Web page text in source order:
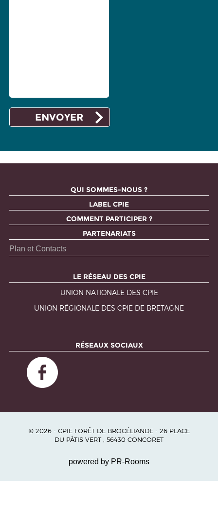
QUI SOMMES-NOUS ?
LABEL CPIE
COMMENT PARTICIPER ?
PARTENARIATS
Plan et Contacts
LE RÉSEAU DES CPIE
UNION NATIONALE DES CPIE
UNION RÉGIONALE DES CPIE DE BRETAGNE
RÉSEAUX SOCIAUX
© 2026 - CPIE FORÊT DE BROCÉLIANDE - 26 PLACE
DU PÂTIS VERT , 56430 CONCORET
powered by PR-Rooms